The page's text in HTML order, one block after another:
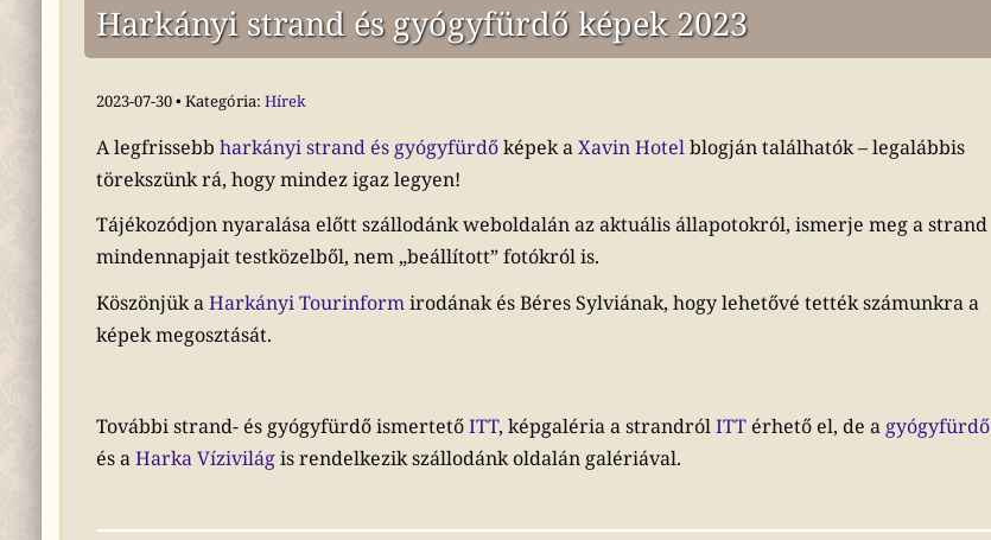
Harkányi strand és gyógyfürdő képek 2023
2023-07-30 • Kategória:Hírek
A legfrissebbharkányi strand és gyógyfürdőképek aXavin Hotelblogján találhatók – legalábbis
törekszünk rá, hogy mindez igaz legyen!
Tájékozódjon nyaralása előtt szállodánk weboldalán az aktuális állapotokról, ismerje meg a strand
mindennapjait testközelből, nem „beállított” fotókról is.
Köszönjük aHarkányi Tourinformirodának és Béres Sylviának, hogy lehetővé tették számunkra a
képek megosztását.
További strand- és gyógyfürdő ismertetőITT, képgaléria a strandrólITTérhető el, de a gyógyfürdő
és aHarka Vízivilágis rendelkezik szállodánk oldalán galériával.